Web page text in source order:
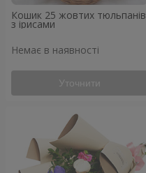
Кошик 25 жовтих тюльпанів
з ірисами
Немає в наявності
Уточнити